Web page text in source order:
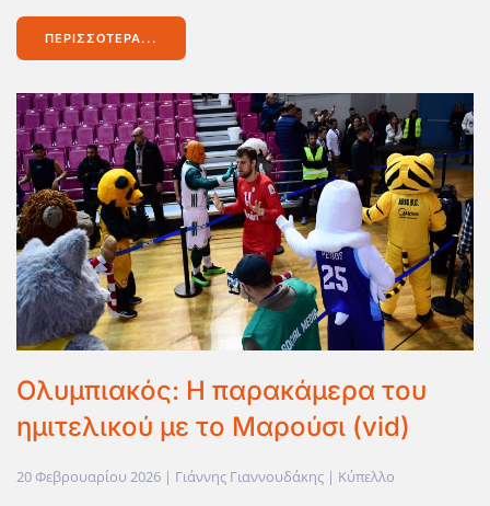
ΠΕΡΙΣΣΌΤΕΡΑ...
Ολυμπιακός: Η παρακάμερα του
ημιτελικού με το Μαρούσι (vid)
20 Φεβρουαρίου 2026 | Γιάννης Γιαννουδάκης | Κύπελλο